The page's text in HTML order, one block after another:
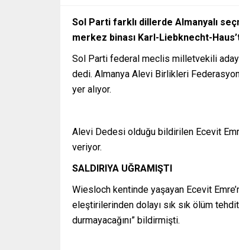
Sol Parti farklı dillerde Almanyalı
merkez binası Karl-Liebknecht-
Sol Parti federal meclis milletvekili
dedi. Almanya Alevi Birlikleri
yer alıyor.
Alevi Dedesi olduğu bildirilen Ecevit
veriyor.
SALDIRIYA UĞRAMIŞTI
Wiesloch kentinde yaşayan Ecevit
eleştirilerinden dolayı sık sık ölüm
durmayacağını” bildirmişti.